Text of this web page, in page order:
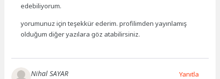
edebiliyorum.
yorumunuz için teşekkür ederim. profilimden yayınlamış
olduğum diğer yazılara göz atabilirsiniz.
Nihal SAYAR Yanıtla